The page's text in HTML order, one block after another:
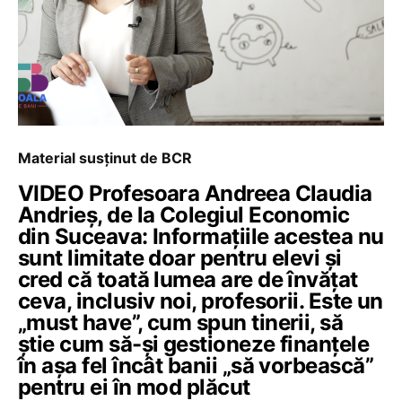
Material susținut de BCR
VIDEO Profesoara Andreea Claudia
Andrieș, de la Colegiul Economic
din Suceava: Informațiile acestea nu
sunt limitate doar pentru elevi și
cred că toată lumea are de învățat
ceva, inclusiv noi, profesorii. Este un
„must have”, cum spun tinerii, să
știe cum să-și gestioneze finanțele
în așa fel încât banii „să vorbească”
pentru ei în mod plăcut